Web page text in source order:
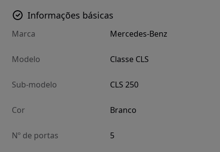
Informações básicas
Marca Mercedes-Benz
Modelo Classe CLS
Sub-modelo CLS 250
Cor Branco
Nº de portas 5